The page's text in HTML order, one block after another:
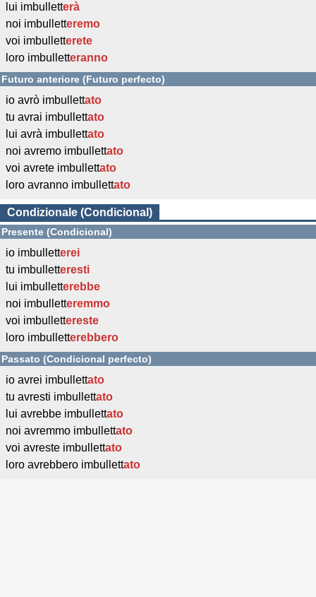
lui imbulletterà
noi imbulletteremo
voi imbulletterete
loro imbulletteranno
Futuro anteriore (Futuro perfecto)
io avrò imbullettato
tu avrai imbullettato
lui avrà imbullettato
noi avremo imbullettato
voi avrete imbullettato
loro avranno imbullettato
Condizionale (Condicional)
Presente (Condicional)
io imbulletterei
tu imbulletteresti
lui imbulletterebbe
noi imbulletteremmo
voi imbullettereste
loro imbulletterebbero
Passato (Condicional perfecto)
io avrei imbullettato
tu avresti imbullettato
lui avrebbe imbullettato
noi avremmo imbullettato
voi avreste imbullettato
loro avrebbero imbullettato